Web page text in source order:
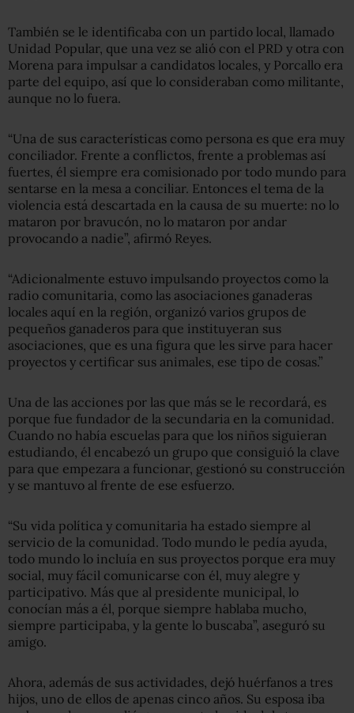
También se le identificaba con un partido local, llamado
Unidad Popular, que una vez se alió con el PRD y otra con
Morena para impulsar a candidatos locales, y Porcallo era
parte del equipo, así que lo consideraban como militante,
aunque no lo fuera.
“Una de sus características como persona es que era muy
conciliador. Frente a conflictos, frente a problemas así
fuertes, él siempre era comisionado por todo mundo para
sentarse en la mesa a conciliar. Entonces el tema de la
violencia está descartada en la causa de su muerte: no lo
mataron por bravucón, no lo mataron por andar
provocando a nadie”, afirmó Reyes.
“Adicionalmente estuvo impulsando proyectos como la
radio comunitaria, como las asociaciones ganaderas
locales aquí en la región, organizó varios grupos de
pequeños ganaderos para que instituyeran sus
asociaciones, que es una figura que les sirve para hacer
proyectos y certificar sus animales, ese tipo de cosas.”
Una de las acciones por las que más se le recordará, es
porque fue fundador de la secundaria en la comunidad.
Cuando no había escuelas para que los niños siguieran
estudiando, él encabezó un grupo que consiguió la clave
para que empezara a funcionar, gestionó su construcción
y se mantuvo al frente de ese esfuerzo.
“Su vida política y comunitaria ha estado siempre al
servicio de la comunidad. Todo mundo le pedía ayuda,
todo mundo lo incluía en sus proyectos porque era muy
social, muy fácil comunicarse con él, muy alegre y
participativo. Más que al presidente municipal, lo
conocían más a él, porque siempre hablaba mucho,
siempre participaba, y la gente lo buscaba”, aseguró su
amigo.
Ahora, además de sus actividades, dejó huérfanos a tres
hijos, uno de ellos de apenas cinco años. Su esposa iba